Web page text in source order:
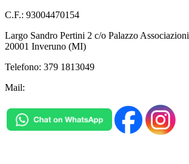
C.F.: 93004470154
Largo Sandro Pertini 2 c/o Palazzo Associazioni
20001 Inveruno (MI)
Telefono: 379 1813049
Mail: